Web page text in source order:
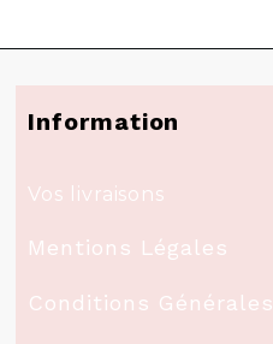
Information
Vos livraisons
Mentions Légales
Conditions Générales